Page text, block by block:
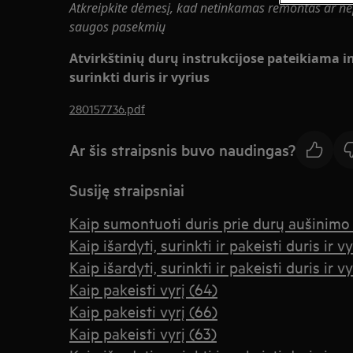
Atkreipkite dėmesį, kad netinkamas remontas ar
saugos pasekmių
Atvirkštinių durų instrukcijose pateikiama
surinkti duris ir vyrius
280157736.pdf
Ar šis straipsnis buvo naudingas?
Susiję straipsniai
Kaip sumontuoti duris prie durų
Kaip išardyti, surinkti ir pakeisti duris ir
Kaip išardyti, surinkti ir pakeisti duris ir
Kaip pakeisti vyrį (64)
Kaip pakeisti vyrį (66)
Kaip pakeisti vyrį (63)